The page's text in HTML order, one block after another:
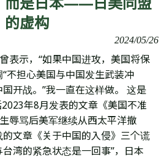
而是日本——日美同盟
的虚构
2024/05/26
表示，“如果中国进攻，美国将保
不担心美国与中国发生武装冲
国开战。”我一直在这样做。 这是
年8月发表的文章《美国不准
辱骂后美军继续从西太平洋撤
文章《关于中国的入侵》三个谎
湾的紧急状态是一回事”，日本